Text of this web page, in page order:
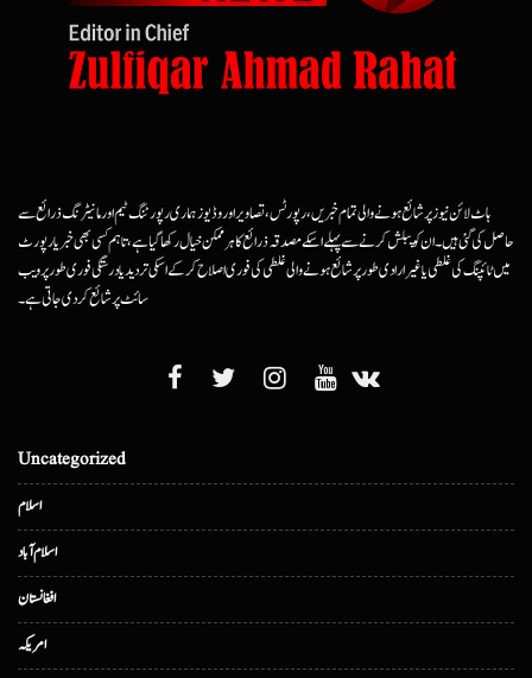
ہاٹ لائن نیوز پر شائع ہونے والی تمام خبریں، رپورٹس، تصاویر اور وڈیوز ہماری رپورٹنگ ٹیم اور مانیٹرنگ ذرائع سے
حاصل کی گئی ہیں۔ ان کو پبلش کرنے سے پہلے اسکے مصدقہ ذرائع کا ہرممکن خیال رکھا گیا ہے، تاہم کسی بھی خبر یا رپورٹ
میں ٹائپنگ کی غلطی یا غیرارادی طور پر شائع ہونے والی غلطی کی فوری اصلاح کرکے اسکی تردید یا درستگی فوری طور پر ویب
سائٹ پر شائع کردی جاتی ہے۔
Uncategorized
اسلام
اسلام آباد
افغانستان
امریکہ